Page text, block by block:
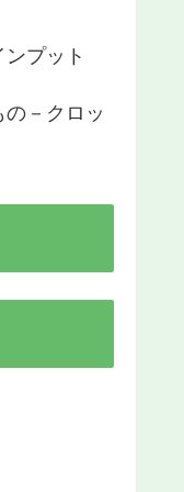
プット
－クロッ